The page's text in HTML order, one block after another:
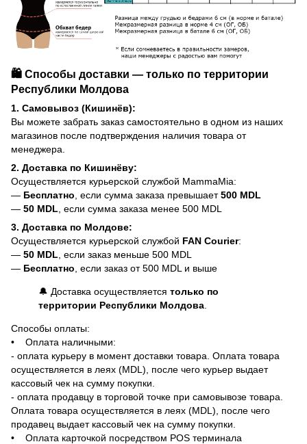
🛍️ Способы доставки — только по территории
Республики Молдова
1. Самовывоз (Кишинёв):
Вы можете забрать заказ самостоятельно в одном из наших
магазинов после подтверждения наличия товара от
менеджера.
2. Доставка по Кишинёву:
Осуществляется курьерской службой MammaMia:
— Бесплатно , если сумма заказа превышает500 MDL
— 50 MDL , если сумма заказа менее 500 MDL
3. Доставка по Молдове:
Осуществляется курьерской службой FAN Courier:
— 50 MDL , если заказ меньше 500 MDL
— Бесплатно , если заказ от 500 MDL и выше
🔔 Доставка осуществляется только по
территории Республики Молдова
Способы оплаты:
• Оплата наличными:
- оплата курьеру в момент доставки товара. Оплата товара
осуществляется в леях (MDL), после чего курьер выдает
кассовый чек на сумму покупки.
- оплата продавцу в торговой точке при самовывозе товара.
Оплата товара осуществляется в леях (MDL), после чего
продавец выдает кассовый чек на сумму покупки.
• Оплата карточкой посредством POS терминала